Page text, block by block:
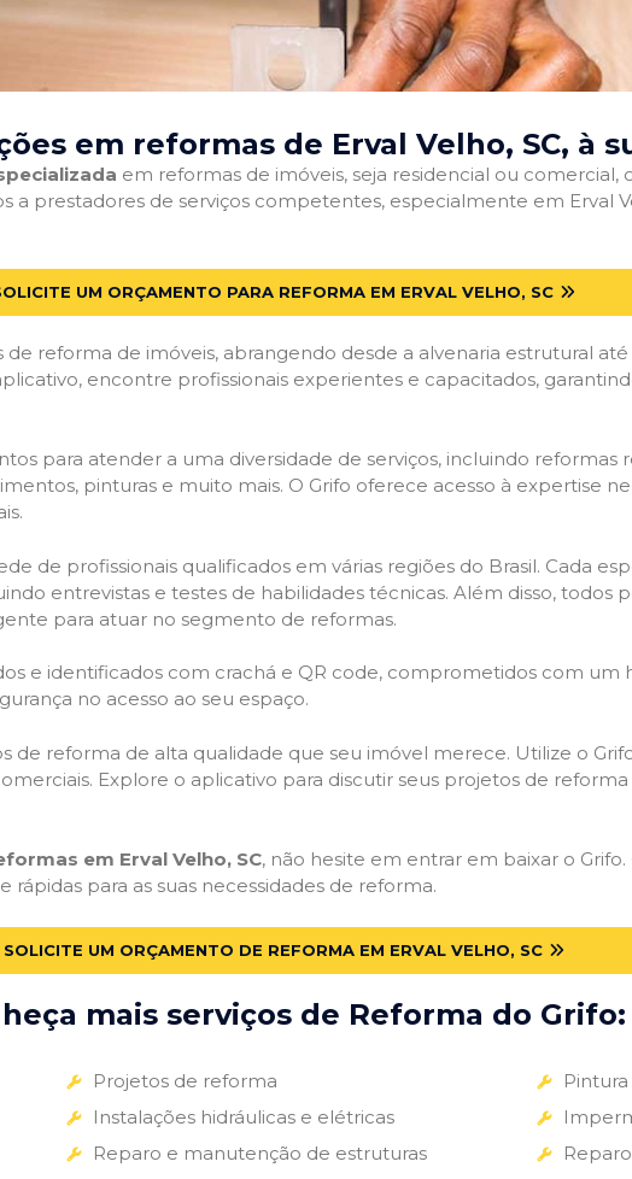
em reformas de Erval Velho, SC, à
em reformas de imóveis, seja residencial ou comercial,
a prestadores de serviços competentes, especialmente em Erval
UM ORÇAMENTO PARA REFORMA EM ERVAL VELHO, SC
reforma de imóveis, abrangendo desde a alvenaria estrutural
encontre profissionais experientes e capacitados,
para atender a uma diversidade de serviços, incluindo reformas
pinturas e muito mais. O Grifo oferece acesso à expertise
de profissionais qualificados em várias regiões do Brasil. Cada
entrevistas e testes de habilidades técnicas. Além disso, todos
para atuar no segmento de reformas.
e identificados com crachá e QR code, comprometidos com um
no acesso ao seu espaço.
de reforma de alta qualidade que seu imóvel merece. Utilize o
Explore o aplicativo para discutir seus projetos de
em Erval Velho, SC, não hesite em entrar em baixar o
para as suas necessidades de reforma.
SOLICITE UM ORÇAMENTO DE REFORMA EM ERVAL VELHO, SC
mais serviços de Reforma do Grifo:
Projetos de reforma
Instalações hidráulicas e elétricas
Reparo e manutenção de estruturas